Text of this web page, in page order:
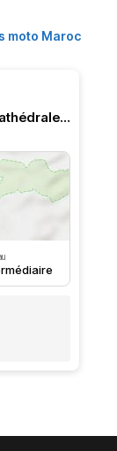
moto Maroc
Visit Morocco : Imilchil to Cathédrale Imsfrane